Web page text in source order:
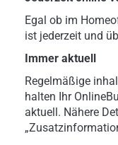
Egal ob im
ist jederzeit und
Immer aktuell
Regelmäßige
halten Ihr
aktuell. Nähere